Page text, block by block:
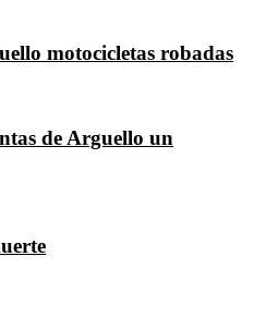
motocicletas robadas
de Arguello un